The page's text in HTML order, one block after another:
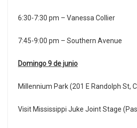
6:30-7:30 pm – Vanessa Collier
7:45-9:00 pm – Southern Avenue
Domingo 9 de junio
Millennium Park (201 E Randolph St,
Visit Mississippi Juke Joint Stage